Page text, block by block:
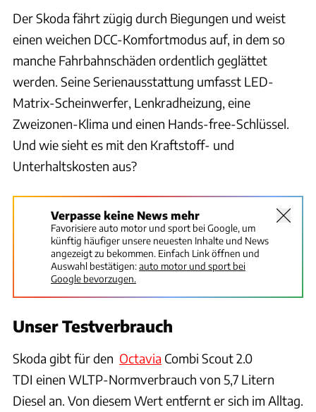
Der Skoda fährt zügig durch Biegungen und weist
einen weichen DCC-Komfortmodus auf, in dem so
manche Fahrbahnschäden ordentlich geglättet
werden. Seine Serienausstattung umfasst LED-
Matrix-Scheinwerfer, Lenkradheizung, eine
Zweizonen-Klima und einen Hands-free-Schlüssel.
Und wie sieht es mit den Kraftstoff- und
Unterhaltskosten aus?
Verpasse keine News mehr
Favorisiere auto motor und sport bei Google, um
künftig häufiger unsere neuesten Inhalte und News
angezeigt zu bekommen. Einfach Link öffnen und
Auswahl bestätigen:auto motor und sport bei
Google bevorzugen.
Unser Testverbrauch
Skoda gibt für den Octavia Combi Scout 2.0
TDI einen WLTP-Normverbrauch von 5,7 Litern
Diesel an. Von diesem Wert entfernt er sich im Alltag.